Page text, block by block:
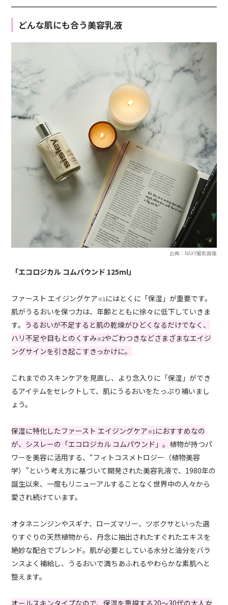
どんな肌にも合う美容乳液
出典：RAXY撮影画像
「エコロジカル コムパウンド 125ml」
ファースト エイジングケア※1にはとくに「保湿」が重要です。
肌がうるおいを保つ力は、年齢とともに徐々に低下していきま
す。 うるおいが不足すると肌の乾燥がひどくなるだけでなく、
ハリ不足や目もとのくすみ※2やごわつきなどさまざまなエイジ
ングサインを引き起こすきっかけに。
これまでのスキンケアを見直し、より念入りに「保湿」ができ
るアイテムをセレクトして、肌にうるおいをたっぷり補いまし
ょう。
保湿に特化したファースト エイジングケア※1におすすめなの
が、シスレーの「エコロジカル コムパウンド」。 植物が持つパ
ワーを美容に活用する、“フィトコスメトロジー（植物美容
学）”という考え方に基づいて開発された美容乳液で、1980年の
誕生以来、一度もリニューアルすることなく世界中の人々から
愛され続けています。
オタネニンジンやスギナ、ローズマリー、ツボクサといった選
りすぐりの天然植物から、丹念に抽出されたすぐれたエキスを
絶妙な配合でブレンド。肌が必要としている水分と油分をバラ
ンスよく補給し、うるおいで満ちあふれるやわらかな素肌へと
整えます。